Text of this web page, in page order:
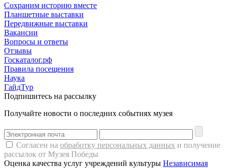
Сохраним историю вместе
Планшетные выставки
Передвижные выставки
Вакансии
Вопросы и ответы
Отзывы
Госкаталог.рф
Правила посещения
Наука
ГайдТур
Подпишитесь на рассылку
Получайте новости о последних событиях музея
Согласен на обработку персональных данных и получение
рассылок от Музея Победы
Оценка качества услуг учреждений культуры Независимая